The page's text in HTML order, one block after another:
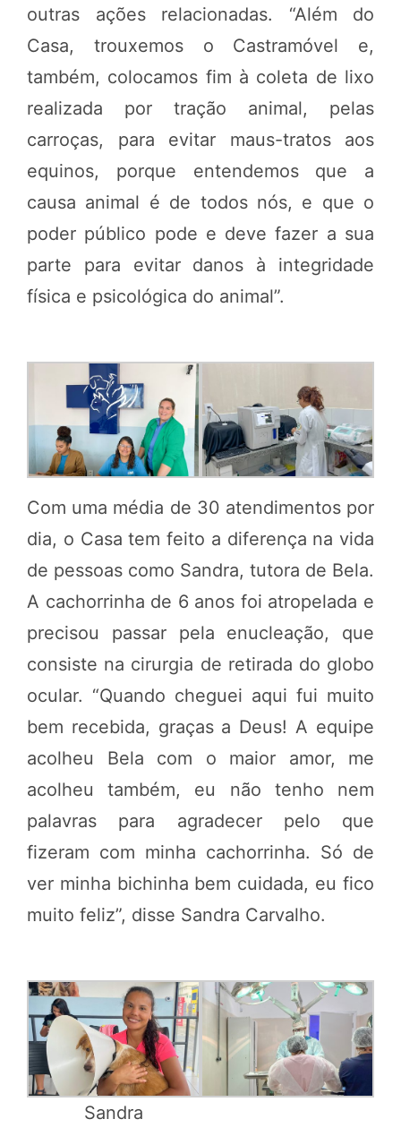
outras ações relacionadas. “Além do
Casa, trouxemos o Castramóvel e,
também, colocamos fim à coleta de lixo
realizada por tração animal, pelas
carroças, para evitar maus-tratos aos
equinos, porque entendemos que a
causa animal é de todos nós, e que o
poder público pode e deve fazer a sua
parte para evitar danos à integridade
física e psicológica do animal”.
Com uma média de 30 atendimentos por
dia, o Casa tem feito a diferença na vida
de pessoas como Sandra, tutora de Bela.
A cachorrinha de 6 anos foi atropelada e
precisou passar pela enucleação, que
consiste na cirurgia de retirada do globo
ocular. “Quando cheguei aqui fui muito
bem recebida, graças a Deus! A equipe
acolheu Bela com o maior amor, me
acolheu também, eu não tenho nem
palavras para agradecer pelo que
fizeram com minha cachorrinha. Só de
ver minha bichinha bem cuidada, eu fico
muito feliz”, disse Sandra Carvalho.
Sandra